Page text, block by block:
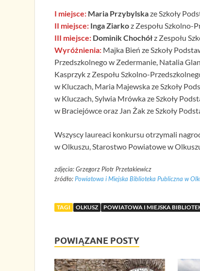
I miejsce: Maria Przybylskaze Szkoły
II miejsce: Inga Ziarkoz Zespołu Szkolno-
III miejsce: Dominik Chochółz Zespołu
Wyróżnienia: Majka Bień ze Szkoły
Przedszkolnego w Zedermanie, Natalia
Kasprzyk z Zespołu Szkolno-
w Kluczach, Maria Majewska ze Szkoły
w Kluczach, Sylwia Mrówka ze Szkoły
w Braciejówce oraz Jan Żak ze Szkoły
Wszyscy laureaci konkursu otrzymali
w Olkuszu, Starostwo Powiatowe w
zdjęcia: Grzegorz Piotr Przetakiewicz
źródło: Powiatowa i Miejska Biblioteka Publiczna w
TAGI OLKUSZ POWIATOWA I MIEJSKA
POWIĄZANE POSTY